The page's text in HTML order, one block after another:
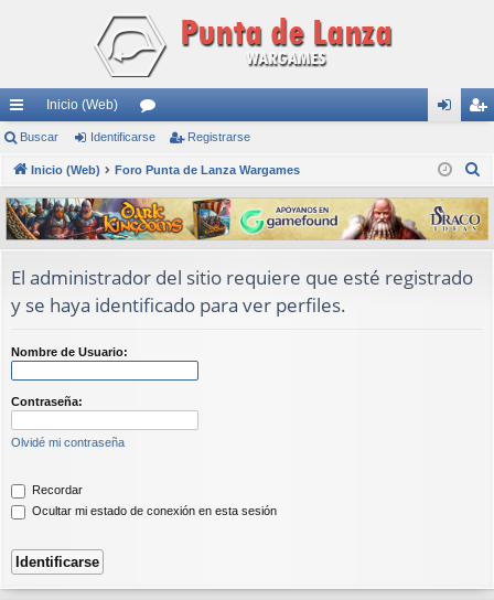
nl
ac
es
rá
pi
do
Inicio (Web)
or
os nti
fic
ar
ist
ra
rs
Buscar Identificarse Registrarse
Inicio (Web) Foro Punta de Lanza Wargames
s
c
El administrador del sitio requiere que esté registrado
y se haya identificado para ver perfiles.
Nombre de Usuario:
Contraseña:
Olvidé mi contraseña
Recordar
Ocultar mi estado de conexión en esta sesión